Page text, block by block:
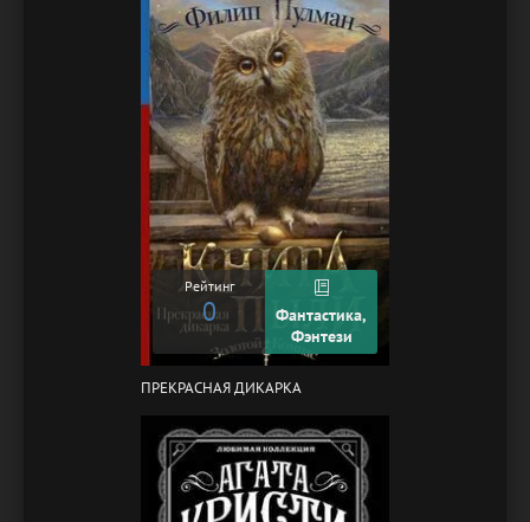
Рейтинг
0
Фантастика,
Фэнтези
ПРЕКРАСНАЯ ДИКАРКА